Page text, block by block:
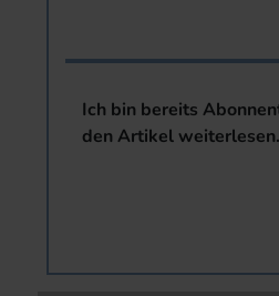
Ich bin bereits
den Artikel weiterlesen.